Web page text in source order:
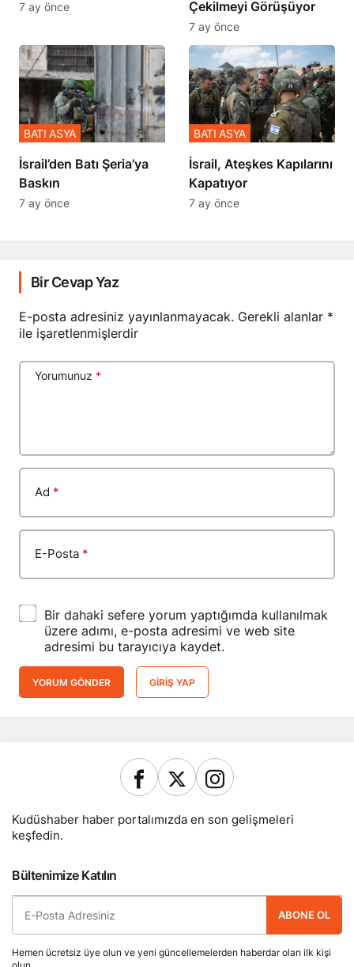
7 ay önce
Çekilmeyi Görüşüyor
7 ay önce
​​​​​​​İsrail’den Batı Şeria’ya
Baskın
BATI ASYA
7 ay önce
İsrail, Ateşkes Kapılarını
Kapatıyor
BATI ASYA
7 ay önce
Bir Cevap Yaz
E-posta adresiniz yayınlanmayacak. Gerekli alanlar *
ile işaretlenmişlerdir
Yorumunuz *
Ad *
E-Posta *
Bir dahaki sefere yorum yaptığımda kullanılmak
üzere adımı, e-posta adresimi ve web site
adresimi bu tarayıcıya kaydet.
YORUM GÖNDER GIRIŞ YAP
Kudüshaber haber portalımızda en son gelişmeleri
keşfedin.
Bültenimize Katılın
ABONE OL
Hemen ücretsiz üye olun ve yeni güncellemelerden haberdar olan ilk kişi